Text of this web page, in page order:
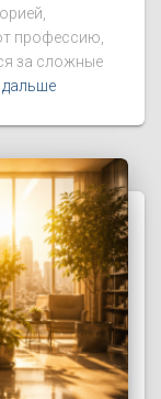
профессию,
за сложные
дальше